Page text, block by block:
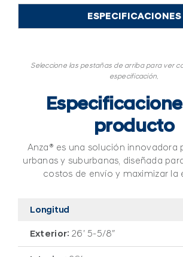
ESPECIFICACIONES
Seleccione las pestañas de arriba para ver
especificación.
producto
Anza® es una solución innovadora
urbanas y suburbanas, diseñada
costos de envío y maximizar la
Longitud
Exterior: 26′ 5-5/8″